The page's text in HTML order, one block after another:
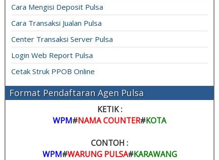
Cara Mengisi Deposit Pulsa
Cara Transaksi Jualan Pulsa
Center Transaksi Server Pulsa
Login Web Report Pulsa
Cetak Struk PPOB Online
Format Pendaftaran Agen Pulsa
KETIK :
WPM#NAMA COUNTER#KOTA
CONTOH :
WPM#WARUNG PULSA#KARAWANG